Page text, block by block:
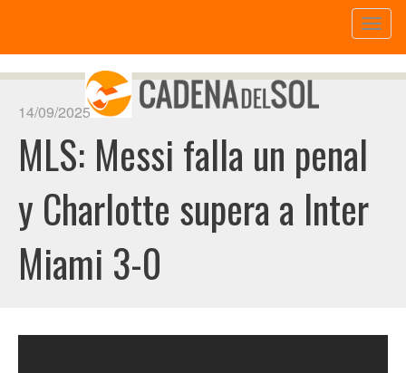
14/09/2025
MLS: Messi falla un penal
y Charlotte supera a Inter
Miami 3-0